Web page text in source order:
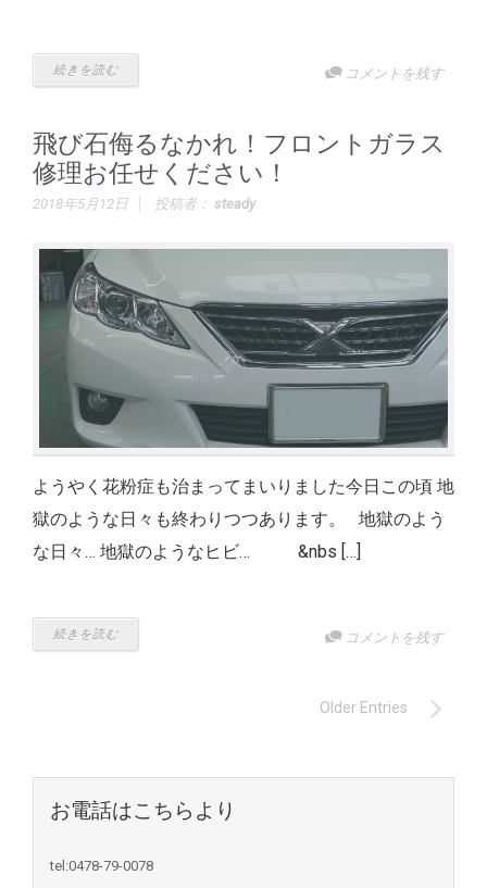
続きを読む コメントを残す
飛び石侮るなかれ！フロントガラス
修理お任せください！
2018年5月12日 投稿者： steady
ようやく花粉症も治まってまいりました今日この頃 地
獄のような日々も終わりつつあります。 地獄のよう
な日々… 地獄のようなヒビ… &nbs […]
続きを読む コメントを残す
Older Entries
お電話はこちらより
tel:0478-79-0078